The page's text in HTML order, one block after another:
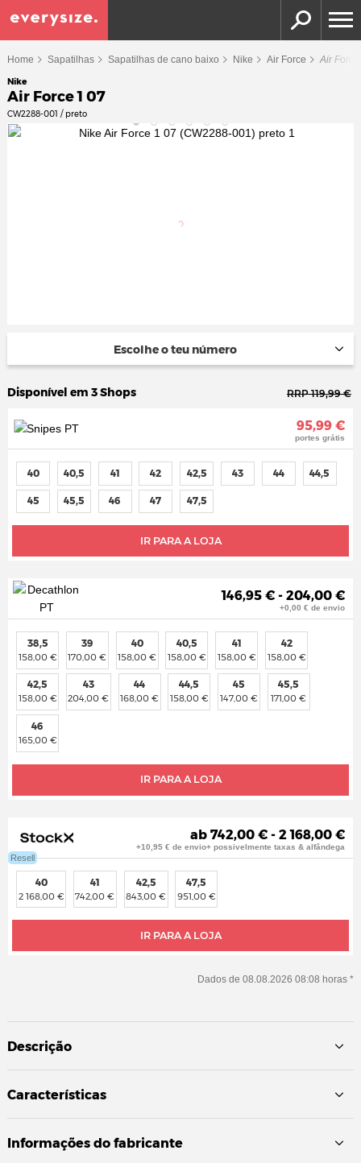
Home Sapatilhas Sapatilhas de cano baixo Nike Air Force Air
Nike
Air Force 1 07
CW2288-001 / preto
Escolhe o teu número
Disponível em 3 Shops RRP 119,99 €
95,99 €
portes grátis
IR PARA A LOJA
40 40,5 41 42 42,5 43 44 44,5
45 45,5 46 47 47,5
146,95 € - 204,00 €
+0,00 € de envio
IR PARA A LOJA
38,5
158,00 €
39
170,00 €
40
158,00 €
40,5
158,00 €
41
158,00 €
42
158,00 €
42,5
158,00 €
43
204,00 €
44
168,00 €
44,5
158,00 €
45
147,00 €
45,5
171,00 €
46
165,00 €
Resell
ab 742,00 € - 2 168,00 €
+10,95 € de envio+ possivelmente taxas & alfândega
IR PARA A LOJA
40
2 168,00 €
41
742,00 €
42,5
843,00 €
47,5
951,00 €
Dados de 08.08.2026 08:08 horas *
Descrição
Características
Informações do fabricante